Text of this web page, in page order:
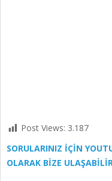
Post Views: 3.187
SORULARINIZ İÇİN
OLARAK BİZE